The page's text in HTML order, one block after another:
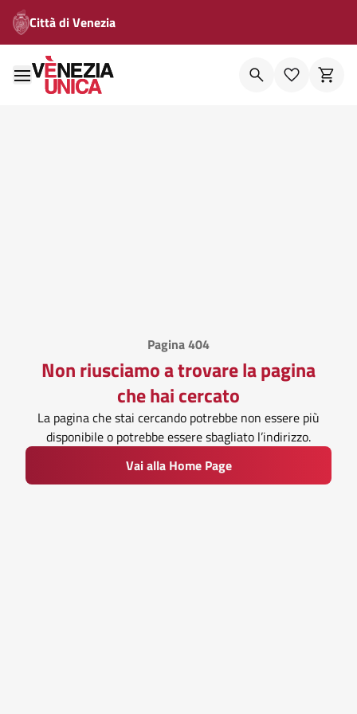
Città di Venezia
Pagina 404
Non riusciamo a trovare la pagina
che hai cercato
La pagina che stai cercando potrebbe non essere più
disponibile o potrebbe essere sbagliato l’indirizzo.
Vai alla Home Page